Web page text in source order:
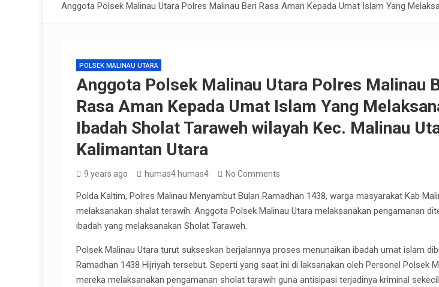
Anggota Polsek Malinau Utara Polres Malinau Beri Rasa Aman Kepada Umat Islam Yang
POLSEK MALINAU UTARA
Anggota Polsek Malinau Utara Polres Malinau
Rasa Aman Kepada Umat Islam Yang
Ibadah Sholat Taraweh wilayah Kec. Malinau
Kalimantan Utara
9 years ago humas4 humas4 No Comments
Polda Kaltim, Polres Malinau Menyambut Bulan Ramadhan 1438, warga masyarakat Kab
melaksanakan shalat terawih. Anggota Polsek Malinau Utara melaksanakan pengamanan
ibadah yang melaksanakan Sholat Taraweh.
Polsek Malinau Utara turut sukseskan berjalannya proses menunaikan ibadah umat islam
Ramadhan 1438 Hijriyah tersebut. Seperti yang saat ini di laksanakan oleh Personel Polsek
mereka melaksanakan pengamanan sholat tarawih guna antisipasi terjadinya kriminal